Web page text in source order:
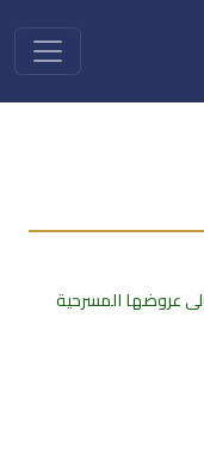
عروضها المسرحية